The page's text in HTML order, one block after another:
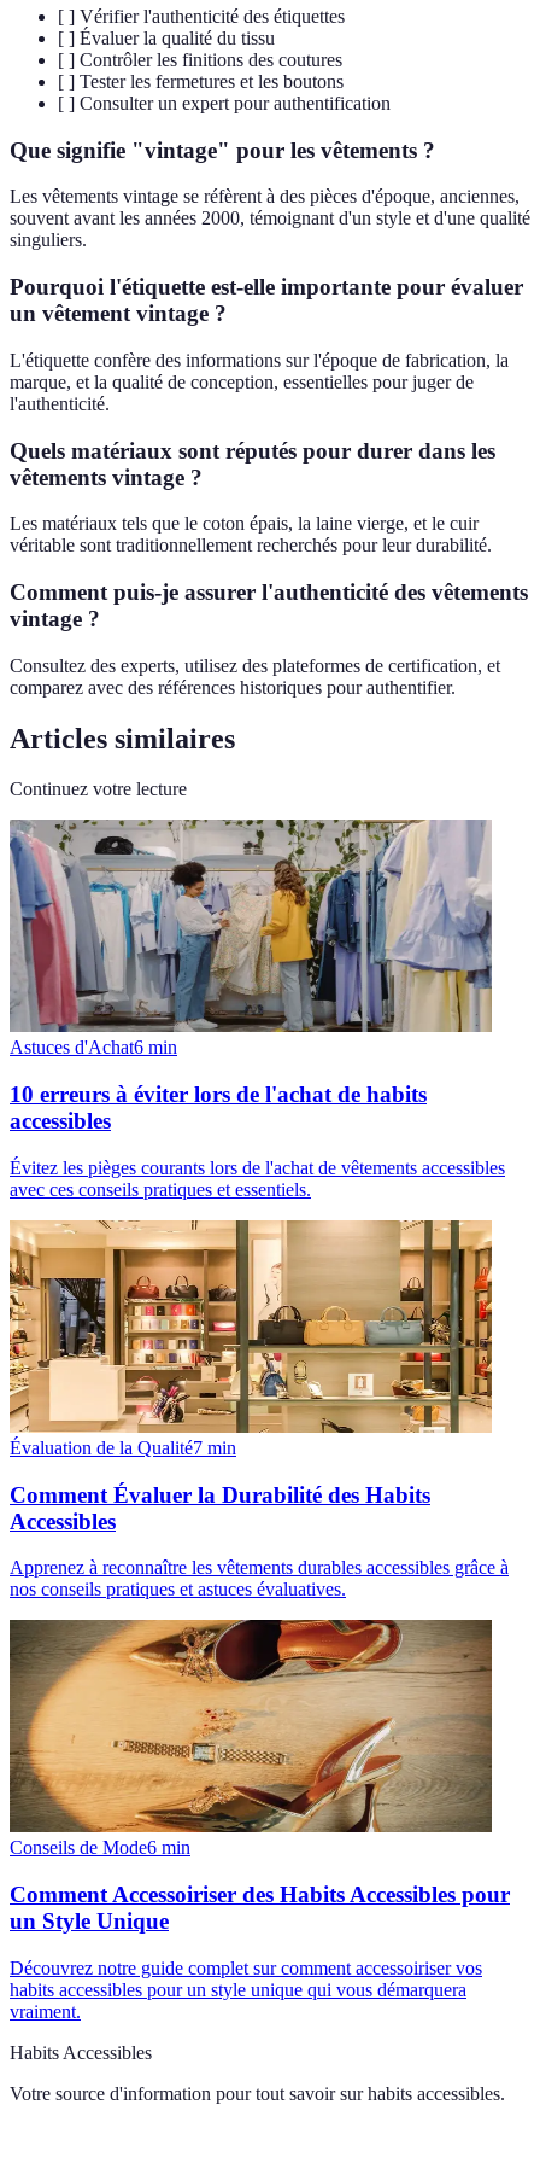
[ ] Vérifier l'authenticité des étiquettes
[ ] Évaluer la qualité du tissu
[ ] Contrôler les finitions des coutures
[ ] Tester les fermetures et les boutons
[ ] Consulter un expert pour authentification
Que signifie "vintage" pour les vêtements ?
Les vêtements vintage se réfèrent à des pièces d'époque, anciennes,
souvent avant les années 2000, témoignant d'un style et d'une qualité
singuliers.
Pourquoi l'étiquette est-elle importante pour évaluer
un vêtement vintage ?
L'étiquette confère des informations sur l'époque de fabrication, la
marque, et la qualité de conception, essentielles pour juger de
l'authenticité.
Quels matériaux sont réputés pour durer dans les
vêtements vintage ?
Les matériaux tels que le coton épais, la laine vierge, et le cuir
véritable sont traditionnellement recherchés pour leur durabilité.
Comment puis-je assurer l'authenticité des vêtements
vintage ?
Consultez des experts, utilisez des plateformes de certification, et
comparez avec des références historiques pour authentifier.
Articles similaires
Continuez votre lecture
Astuces d'Achat6 min
10 erreurs à éviter lors de l'achat de habits
accessibles
Évitez les pièges courants lors de l'achat de vêtements accessibles
avec ces conseils pratiques et essentiels.
Évaluation de la Qualité7 min
Comment Évaluer la Durabilité des Habits
Accessibles
Apprenez à reconnaître les vêtements durables accessibles grâce à
nos conseils pratiques et astuces évaluatives.
Conseils de Mode6 min
Comment Accessoiriser des Habits Accessibles pour
un Style Unique
Découvrez notre guide complet sur comment accessoiriser vos
habits accessibles pour un style unique qui vous démarquera
vraiment.
Habits Accessibles
Votre source d'information pour tout savoir sur habits accessibles.